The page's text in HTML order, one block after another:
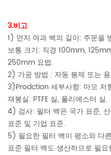
3.비고
1) 먼지 여과 백의 길이: 주문을
보통 크기: 직경 100mm,
250mm 요법.
2) 가공 방법 : 자동 봉제 또는
3)Prodction 세부사항: 마모 저
재봉실: PTFE 실, 폴리에스터 실.
4) 검사: 필터 백은 국가 표준,
표준 및 기업 표준.
5) 필요한 필터 백이 평소와 다
표준 필터 백도 생산하므로 필